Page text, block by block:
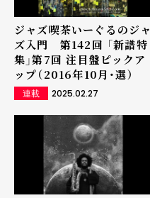
ジャズ喫茶いーぐるのジャ
ズ入門 第142回 「新譜特
集」第7回 注目盤ピックア
ップ（2016年10月・選）
連載 2025.02.27